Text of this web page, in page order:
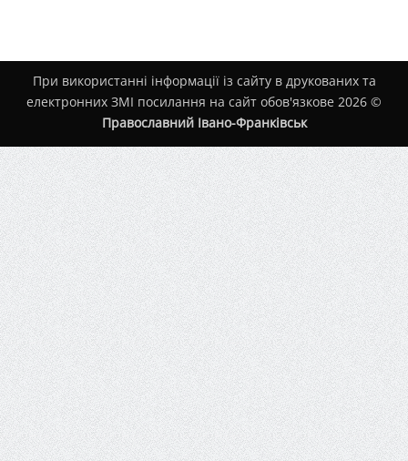
При використанні інформації із сайту в друкованих та
електронних ЗМІ посилання на сайт обов'язкове 2026 ©
Православний Івано-Франківськ